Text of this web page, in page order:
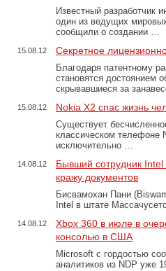
Известный разработчик
один из ведущих
сообщили о создании …
15.08.12 Секретное
Благодаря патентному
становятся достоянием
скрывавшиеся за
15.08.12 Nokia X2 спас жизнь
Существует
классическом телефоне
исключительно …
14.08.12
Бывший сотрудник Intel
кражу документов
Бисвамохан Пани
Intel в штате
14.08.12
Xbox 360 в июле в
консолью в США
Microsoft с гордостью
аналитиков из NDP уже